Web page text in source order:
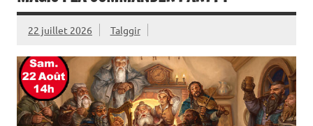
22 juillet 2026 Talggir